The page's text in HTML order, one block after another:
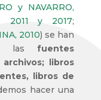
y NAVARRO,
2011 y 2017;
2010) se han
lasfuentes
libros
libros de
hacer una